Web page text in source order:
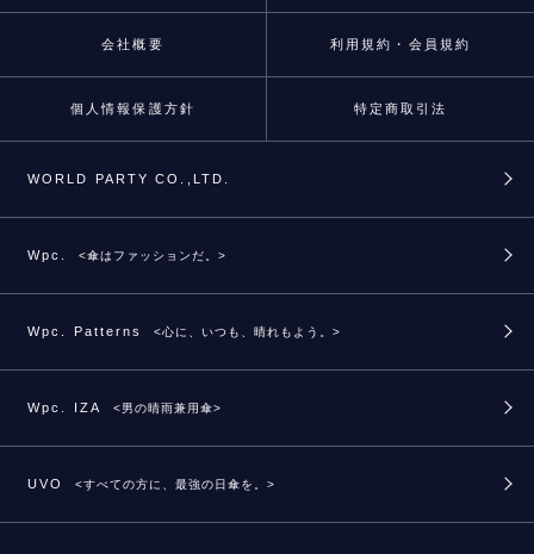
会社概要 利用規約・会員規約
個人情報保護方針 特定商取引法
WORLD PARTY CO.,LTD.
Wpc. <傘はファッションだ。>
Wpc. Patterns <心に、いつも、晴れもよう。>
Wpc. IZA <男の晴雨兼用傘>
UVO <すべての方に、最強の日傘を。>